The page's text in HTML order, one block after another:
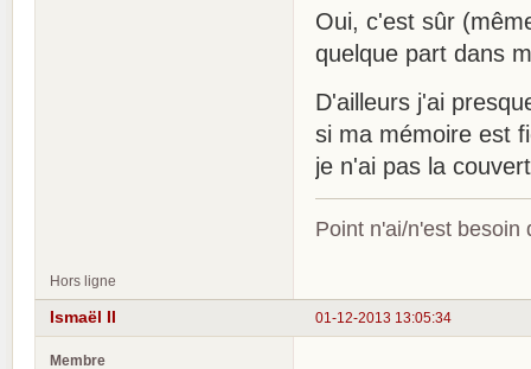
Oui, c'est sûr
quelque part dans
D'ailleurs j'ai
si ma mémoire est
je n'ai pas la
Point n'ai/n'est besoin
Hors ligne
01-12-2013 13:05:34
Ismaël II
Membre